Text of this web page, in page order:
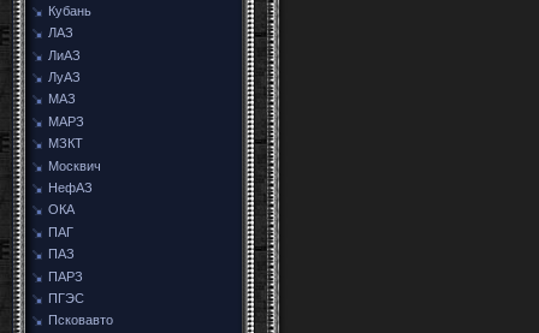
Кубань
ЛАЗ
ЛиАЗ
ЛуАЗ
МАЗ
МАРЗ
МЗКТ
Москвич
НефАЗ
ОКА
ПАГ
ПАЗ
ПАРЗ
ПГЭС
Псковавто